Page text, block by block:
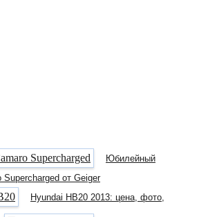
Юбилейный
Supercharged от Geiger
Hyundai HB20 2013: цена, фото,